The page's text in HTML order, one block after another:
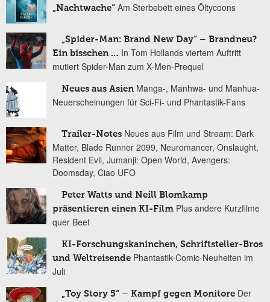
„Nachtwache“ Am Sterbebett eines Öltycoons
„Spider-Man: Brand New Day“ – Brandneu?
Ein bisschen … In Tom Hollands viertem Auftritt
mutiert Spider-Man zum X-Men-Prequel
Neues aus Asien Manga-, Manhwa- und Manhua-
Neuerscheinungen für Sci-Fi- und Phantastik-Fans
Trailer-Notes Neues aus Film und Stream: Dark
Matter, Blade Runner 2099, Neuromancer, Onslaught,
Resident Evil, Jumanji: Open World, Avengers:
Doomsday, Ciao UFO
Peter Watts und Neill Blomkamp
präsentieren einen KI-Film Plus andere Kurzfilme
quer Beet
KI-Forschungskaninchen, Schriftsteller-Bros
und Weltreisende Phantastik-Comic-Neuheiten im
Juli
„Toy Story 5“ – Kampf gegen Monitore Der